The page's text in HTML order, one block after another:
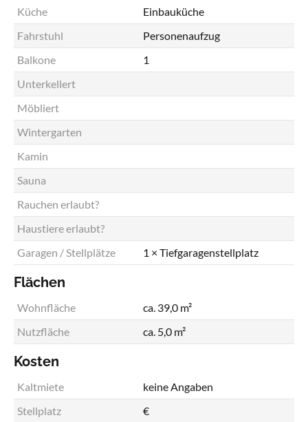
Küche
Einbauküche
Fahrstuhl
Personenaufzug
Balkone
1
Unterkellert
Möbliert
Wintergarten
Kamin
Sauna
Rauchen erlaubt?
Haustiere erlaubt?
Garagen / Stellplätze
1 × Tiefgaragenstellplatz
Flächen
Wohnfläche
ca. 39,0 m²
Nutzfläche
ca. 5,0 m²
Kosten
Kaltmiete
keine Angaben
Stellplatz
€